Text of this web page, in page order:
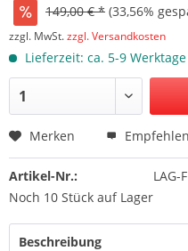
149,00 € * (33,56%
zzgl. MwSt.zzgl. Versandkosten
Lieferzeit: ca. 5-9 Werktage
Merken Empfehlen
Artikel-Nr.:
LAG-
Noch 10 Stück auf Lager
Beschreibung